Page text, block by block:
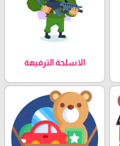
الاسلحة الترفيهة